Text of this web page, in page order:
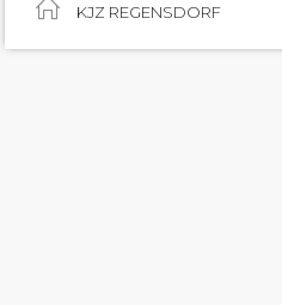
KJZ REGENSDORF